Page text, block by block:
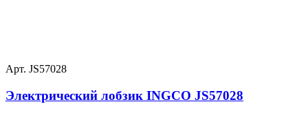
Арт. JS57028
Электрический лобзик INGCO JS57028